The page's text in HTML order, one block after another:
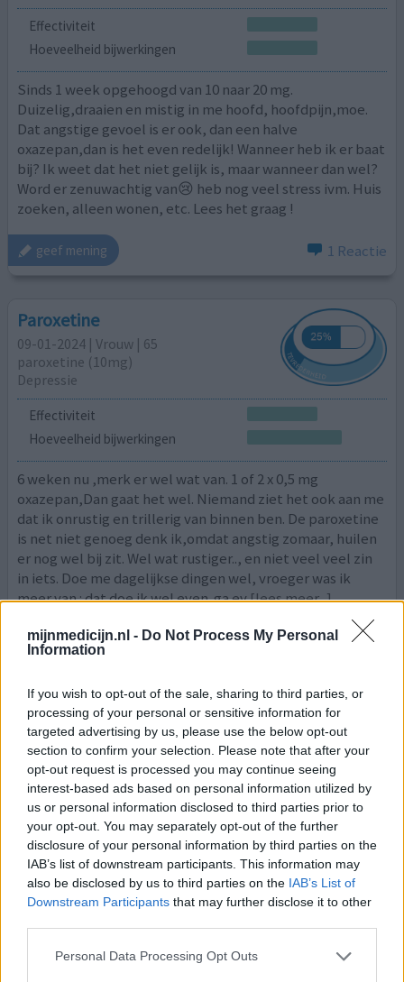
mijnmedicijn.nl - Do Not Process My Personal
Information
If you wish to opt-out of the sale, sharing to third parties, or
processing of your personal or sensitive information for
targeted advertising by us, please use the below opt-out
section to confirm your selection. Please note that after your
opt-out request is processed you may continue seeing
interest-based ads based on personal information utilized by
us or personal information disclosed to third parties prior to
your opt-out. You may separately opt-out of the further
disclosure of your personal information by third parties on the
IAB’s list of downstream participants. This information may
also be disclosed by us to third parties on the IAB’s List of
Downstream Participants that may further disclose it to other
Personal Data Processing Opt Outs
Effectiviteit
Hoeveelheid bijwerkingen
Sinds 1 week opgehoogd van 10 naar 20 mg.
Duizelig,draaien en mistig in me hoofd, hoofdpijn,moe.
Dat angstige gevoel is er ook, dan een halve
oxazepan,dan is het even redelijk! Wanneer heb ik er baat
bij? Ik weet dat het niet gelijk is, maar wanneer dan wel?
Word er zenuwachtig van😢 heb nog veel stress ivm. Huis
zoeken, alleen wonen, etc. Lees het graag !
geef mening 1 Reactie
Paroxetine
09-01-2024 | Vrouw | 65
paroxetine (10mg)
Depressie
Effectiviteit
Hoeveelheid bijwerkingen
6 weken nu ,merk er wel wat van. 1 of 2 x 0,5 mg
oxazepan,Dan gaat het wel. Niemand ziet het ook aan me
dat ik onrustig en trillerig van binnen ben. De paroxetine
is net niet genoeg denk ik,omdat angstig zomaar, huilen
er nog wel bij zit. Wel wat rustiger.., en niet veel veel zin
in iets. Doe me dagelijkse dingen wel, vroeger was ik
meer van : dat doe ik wel even..ga ev[lees meer...]
geef mening 0 reacties
Paroxetine
05-01-2024 | Vrouw | 60
paroxetine (20mg)
Angst & paniekstoornis
Effectiviteit
Hoeveelheid bijwerkingen
geef mening 0 reacties